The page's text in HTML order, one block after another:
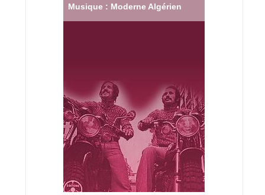
Musique : Moderne Algérien